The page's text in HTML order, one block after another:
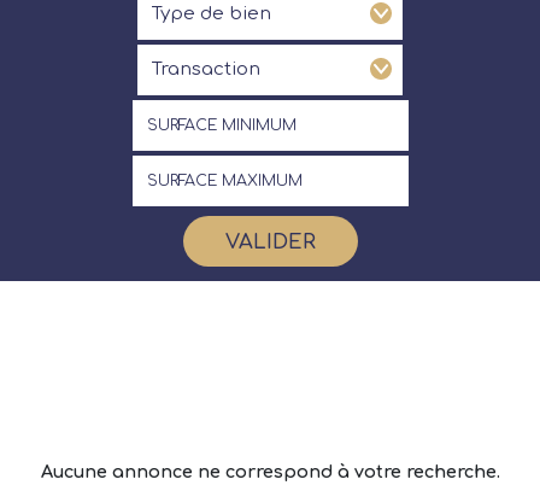
Type de bien
Transaction
Transaction
Surface minimum
Surface maximum
VALIDER
Aucune annonce ne correspond à votre recherche.